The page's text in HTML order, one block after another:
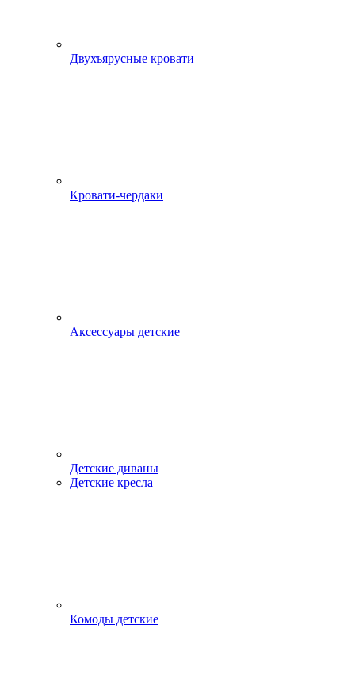
Двухъярусные кровати
Кровати-чердаки
Аксессуары детские
Детские диваны
Детские кресла
Комоды детские